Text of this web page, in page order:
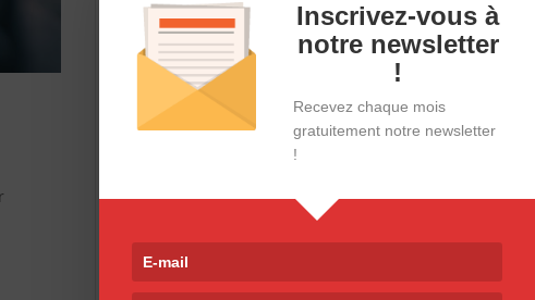
Inscrivez-vous à
notre newsletter
!
Recevez chaque mois
gratuitement notre newsletter
!